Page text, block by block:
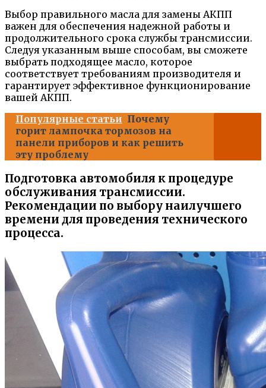
Выбор правильного масла для замены АКПП
важен для обеспечения надежной работы и
продолжительного срока службы трансмиссии.
Следуя указанным выше способам, вы сможете
выбрать подходящее масло, которое
соответствует требованиям производителя и
гарантирует эффективное функционирование
вашей АКПП.
Популярные статьи Почему
горит лампочка тормозов на
панели приборов и как решить
эту проблему
Подготовка автомобиля к процедуре
обслуживания трансмиссии.
Рекомендации по выбору наилучшего
времени для проведения технического
процесса.